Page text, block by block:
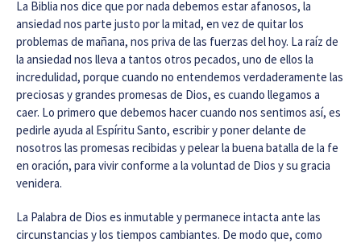
La Biblia nos dice que por nada debemos estar afanosos, la
ansiedad nos parte justo por la mitad, en vez de quitar los
problemas de mañana, nos priva de las fuerzas del hoy. La raíz de
la ansiedad nos lleva a tantos otros pecados, uno de ellos la
incredulidad, porque cuando no entendemos verdaderamente las
preciosas y grandes promesas de Dios, es cuando llegamos a
caer. Lo primero que debemos hacer cuando nos sentimos así, es
pedirle ayuda al Espíritu Santo, escribir y poner delante de
nosotros las promesas recibidas y pelear la buena batalla de la fe
en oración, para vivir conforme a la voluntad de Dios y su gracia
venidera.
La Palabra de Dios es inmutable y permanece intacta ante las
circunstancias y los tiempos cambiantes. De modo que, como